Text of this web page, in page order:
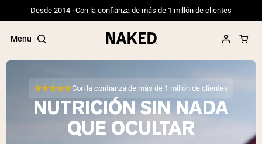
Desde 2014 · Con la confianza de más de 1 millón de clientes
Menu
Términos de Búsqueda Populares
Con la confianza de más de 1 millón de clientes
NUTRICIÓN SIN NADA
QUE OCULTAR